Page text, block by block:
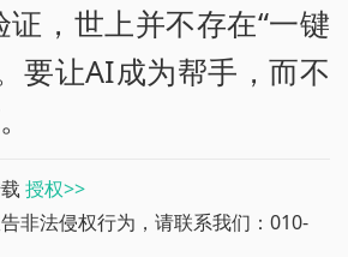
，世上并不存在“一键
要让AI成为帮手，而不
授权>>
非法侵权行为，请联系我们：010-